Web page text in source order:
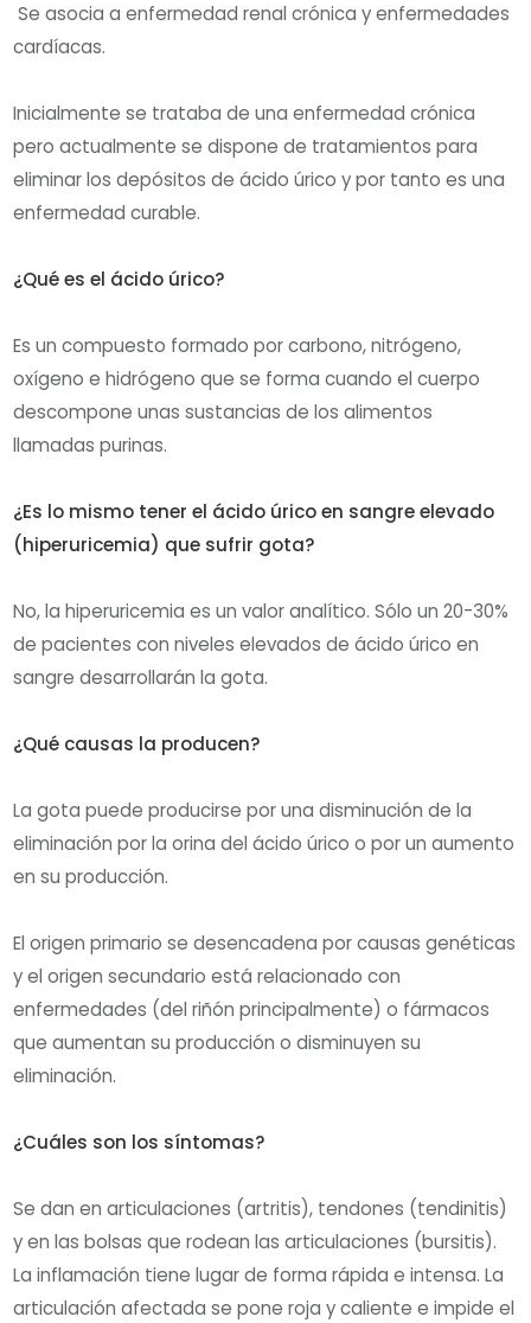
Se asocia a enfermedad renal crónica y enfermedades
cardíacas.
Inicialmente se trataba de una enfermedad crónica
pero actualmente se dispone de tratamientos para
eliminar los depósitos de ácido úrico y por tanto es una
enfermedad curable.
¿Qué es el ácido úrico?
Es un compuesto formado por carbono, nitrógeno,
oxígeno e hidrógeno que se forma cuando el cuerpo
descompone unas sustancias de los alimentos
llamadas purinas.
¿Es lo mismo tener el ácido úrico en sangre elevado
(hiperuricemia) que sufrir gota?
No, la hiperuricemia es un valor analítico. Sólo un 20-30%
de pacientes con niveles elevados de ácido úrico en
sangre desarrollarán la gota.
¿Qué causas la producen?
La gota puede producirse por una disminución de la
eliminación por la orina del ácido úrico o por un aumento
en su producción.
El origen primario se desencadena por causas genéticas
y el origen secundario está relacionado con
enfermedades (del riñón principalmente) o fármacos
que aumentan su producción o disminuyen su
eliminación.
¿Cuáles son los síntomas?
Se dan en articulaciones (artritis), tendones (tendinitis)
y en las bolsas que rodean las articulaciones (bursitis).
La inflamación tiene lugar de forma rápida e intensa. La
articulación afectada se pone roja y caliente e impide el